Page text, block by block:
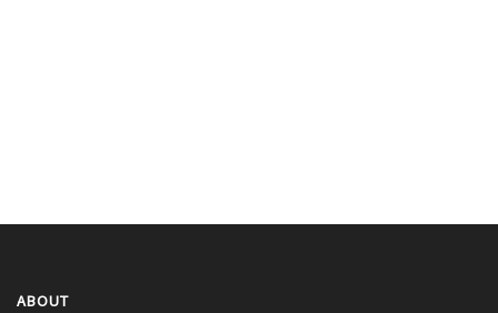
ABOUT